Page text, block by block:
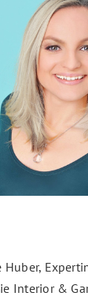
Huber,
Interior &